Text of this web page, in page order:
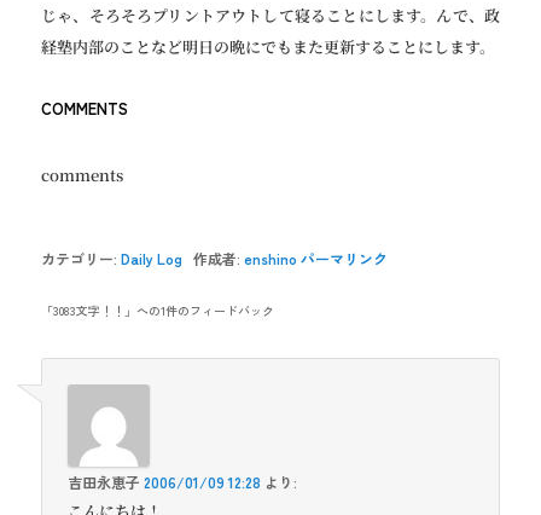
じゃ、そろそろプリントアウトして寝ることにします。んで、政
経塾内部のことなど明日の晩にでもまた更新することにします。
COMMENTS
comments
カテゴリー:Daily Log 作成者:enshino パーマリンク
「3083文字！！ 」への1件のフィードバック
吉田永恵子 2006/01/09 12:28 より: